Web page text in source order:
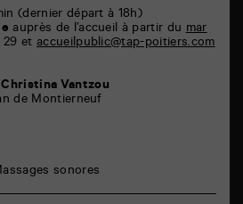
(dernier départ à 18h)
auprès de l’accueil à partir dumar
et accueilpublic@tap-poitiers.com
Vantzou
de Montierneuf
sonores